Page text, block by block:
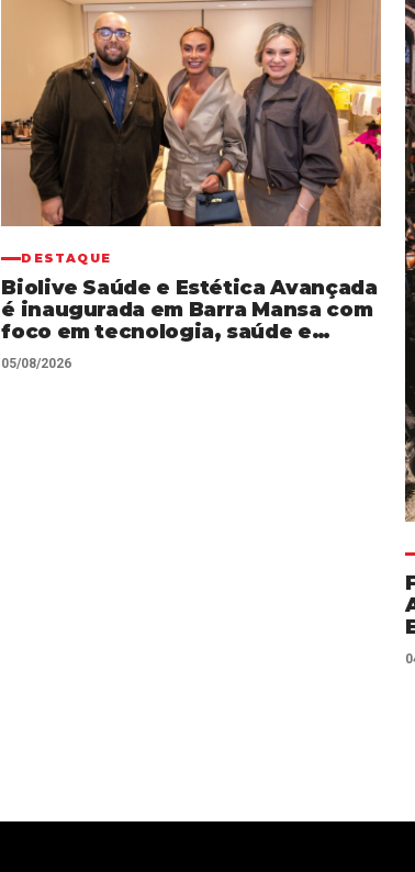
DESTAQUE
Biolive Saúde e Estética Avançada
é inaugurada em Barra Mansa com
foco em tecnologia, saúde e
atendimento personalizado
05/08/2026